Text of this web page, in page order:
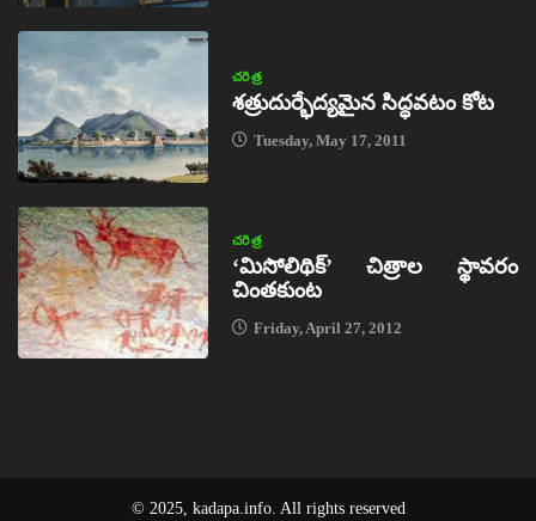
చరిత్ర
శత్రుదుర్భేద్యమైన సిద్ధవటం కోట
Tuesday, May 17, 2011
చరిత్ర
‘మిసోలిథిక్‌’ చిత్రాల స్థావరం
చింతకుంట
Friday, April 27, 2012
© 2025, kadapa.info. All rights reserved